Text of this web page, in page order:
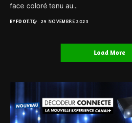
face coloré tenu au...
BYFOOT.TG 29 NOVEMBRE 2023
Load More